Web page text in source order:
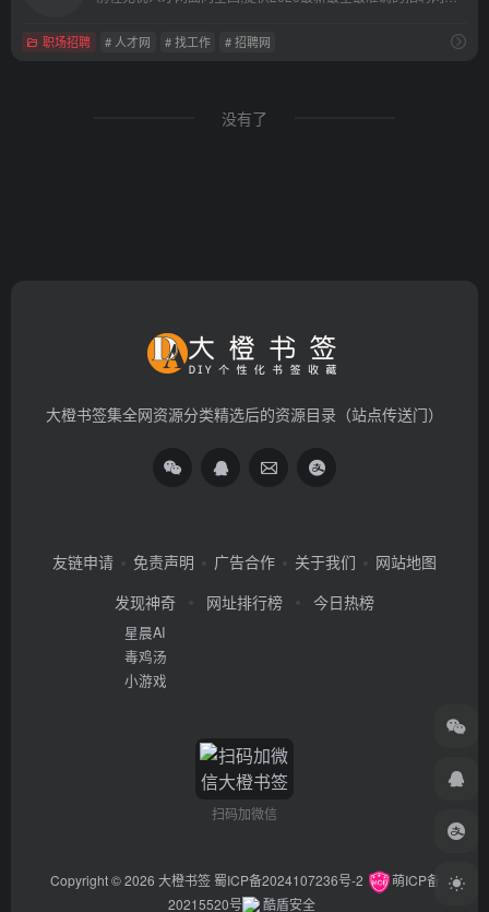
职场招聘 # 人才网 # 找工作 # 招聘网
没有了
大橙书签集全网资源分类精选后的资源目录（站点传送门）
友链申请 免责声明 广告合作 关于我们
网站地图
发现神奇
星晨AI
毒鸡汤
小游戏
网址排行榜 今日热榜
扫码加微信
Copyright © 2026 大橙书签 蜀ICP备2024107236号-2
萌ICP备
20215520号
酷盾安全